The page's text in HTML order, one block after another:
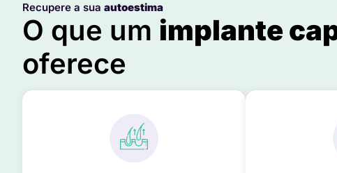
Recupere a sua autoestima
O que um implante
oferece